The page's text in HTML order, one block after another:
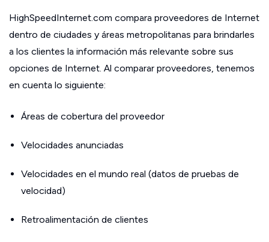
HighSpeedInternet.com compara proveedores de Internet
dentro de ciudades y áreas metropolitanas para brindarles
a los clientes la información más relevante sobre sus
opciones de Internet. Al comparar proveedores, tenemos
en cuenta lo siguiente:
Áreas de cobertura del proveedor
Velocidades anunciadas
Velocidades en el mundo real (datos de pruebas de
velocidad)
Retroalimentación de clientes